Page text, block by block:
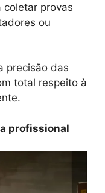
coletar provas
ou
precisão das
total respeito à
profissional